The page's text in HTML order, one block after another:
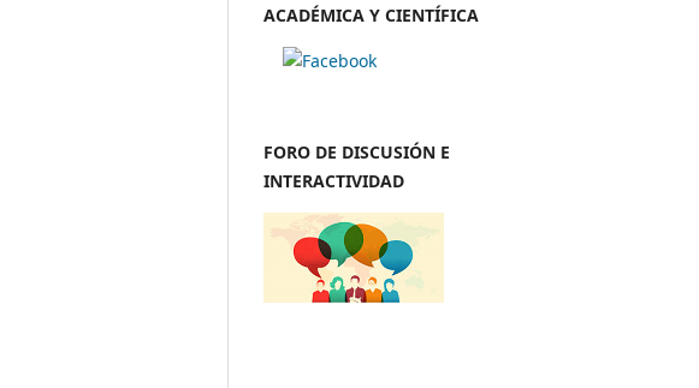
ACADÉMICA Y CIENTÍFICA
FORO DE DISCUSIÓN E
INTERACTIVIDAD